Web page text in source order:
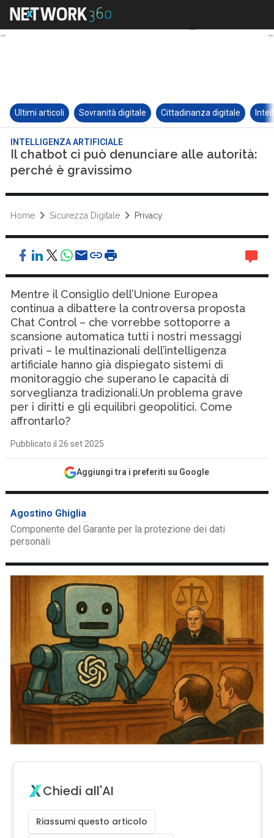
Ultimi articoli Sovranità digitale Cittadinanza digitale
INTELLIGENZA ARTIFICIALE
Il chatbot ci può denunciare alle autorità:
perché è gravissimo
Home Sicurezza Digitale Privacy
Mentre il Consiglio dell’Unione Europea
continua a dibattere la controversa proposta
Chat Control – che vorrebbe sottoporre a
scansione automatica tutti i nostri messaggi
privati – le multinazionali dell’intelligenza
artificiale hanno già dispiegato sistemi di
monitoraggio che superano le capacità di
sorveglianza tradizionali.Un problema grave
per i diritti e gli equilibri geopolitici. Come
affrontarlo?
Pubblicato il 26 set 2025
Aggiungi tra i preferiti su Google
Agostino Ghiglia
Componente del Garante per la protezione dei dati
personali
Chiedi all'AI
Riassumi questo articolo